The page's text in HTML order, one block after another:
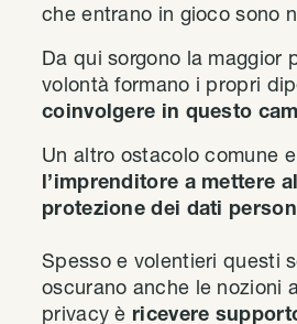
che entrano in gioco sono
Da qui sorgono la maggior
volontà formano i propri
coinvolgere in questo
Un altro ostacolo comune
l’imprenditore a mettere
protezione dei dati
Spesso e volentieri questi
oscurano anche le nozioni
privacy è ricevere